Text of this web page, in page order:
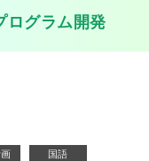
ログラム開発
国語